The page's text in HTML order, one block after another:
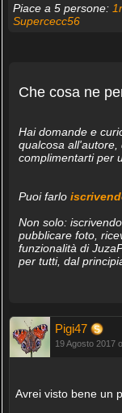
Piace a 5 persone:
Supercecc56
Che cosa ne
Hai domande e
qualcosa
complimentarti per
Puoi farlo
Non solo:
pubblicare foto,
funzionalità di
per tutti, dal
Pigi47
19 Agosto 2017
Avrei visto bene un